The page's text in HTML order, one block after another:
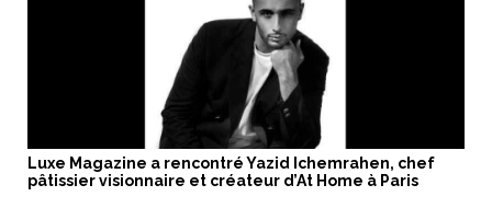
Luxe Magazine a rencontré Yazid Ichemrahen, chef
pâtissier visionnaire et créateur d’At Home à Paris